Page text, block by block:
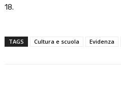
18.
TAGS Cultura e scuola Evidenza